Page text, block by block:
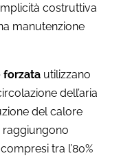
costruttiva
manutenzione
forzatautilizzano
dell’aria
del calore
raggiungono
tra l’80%